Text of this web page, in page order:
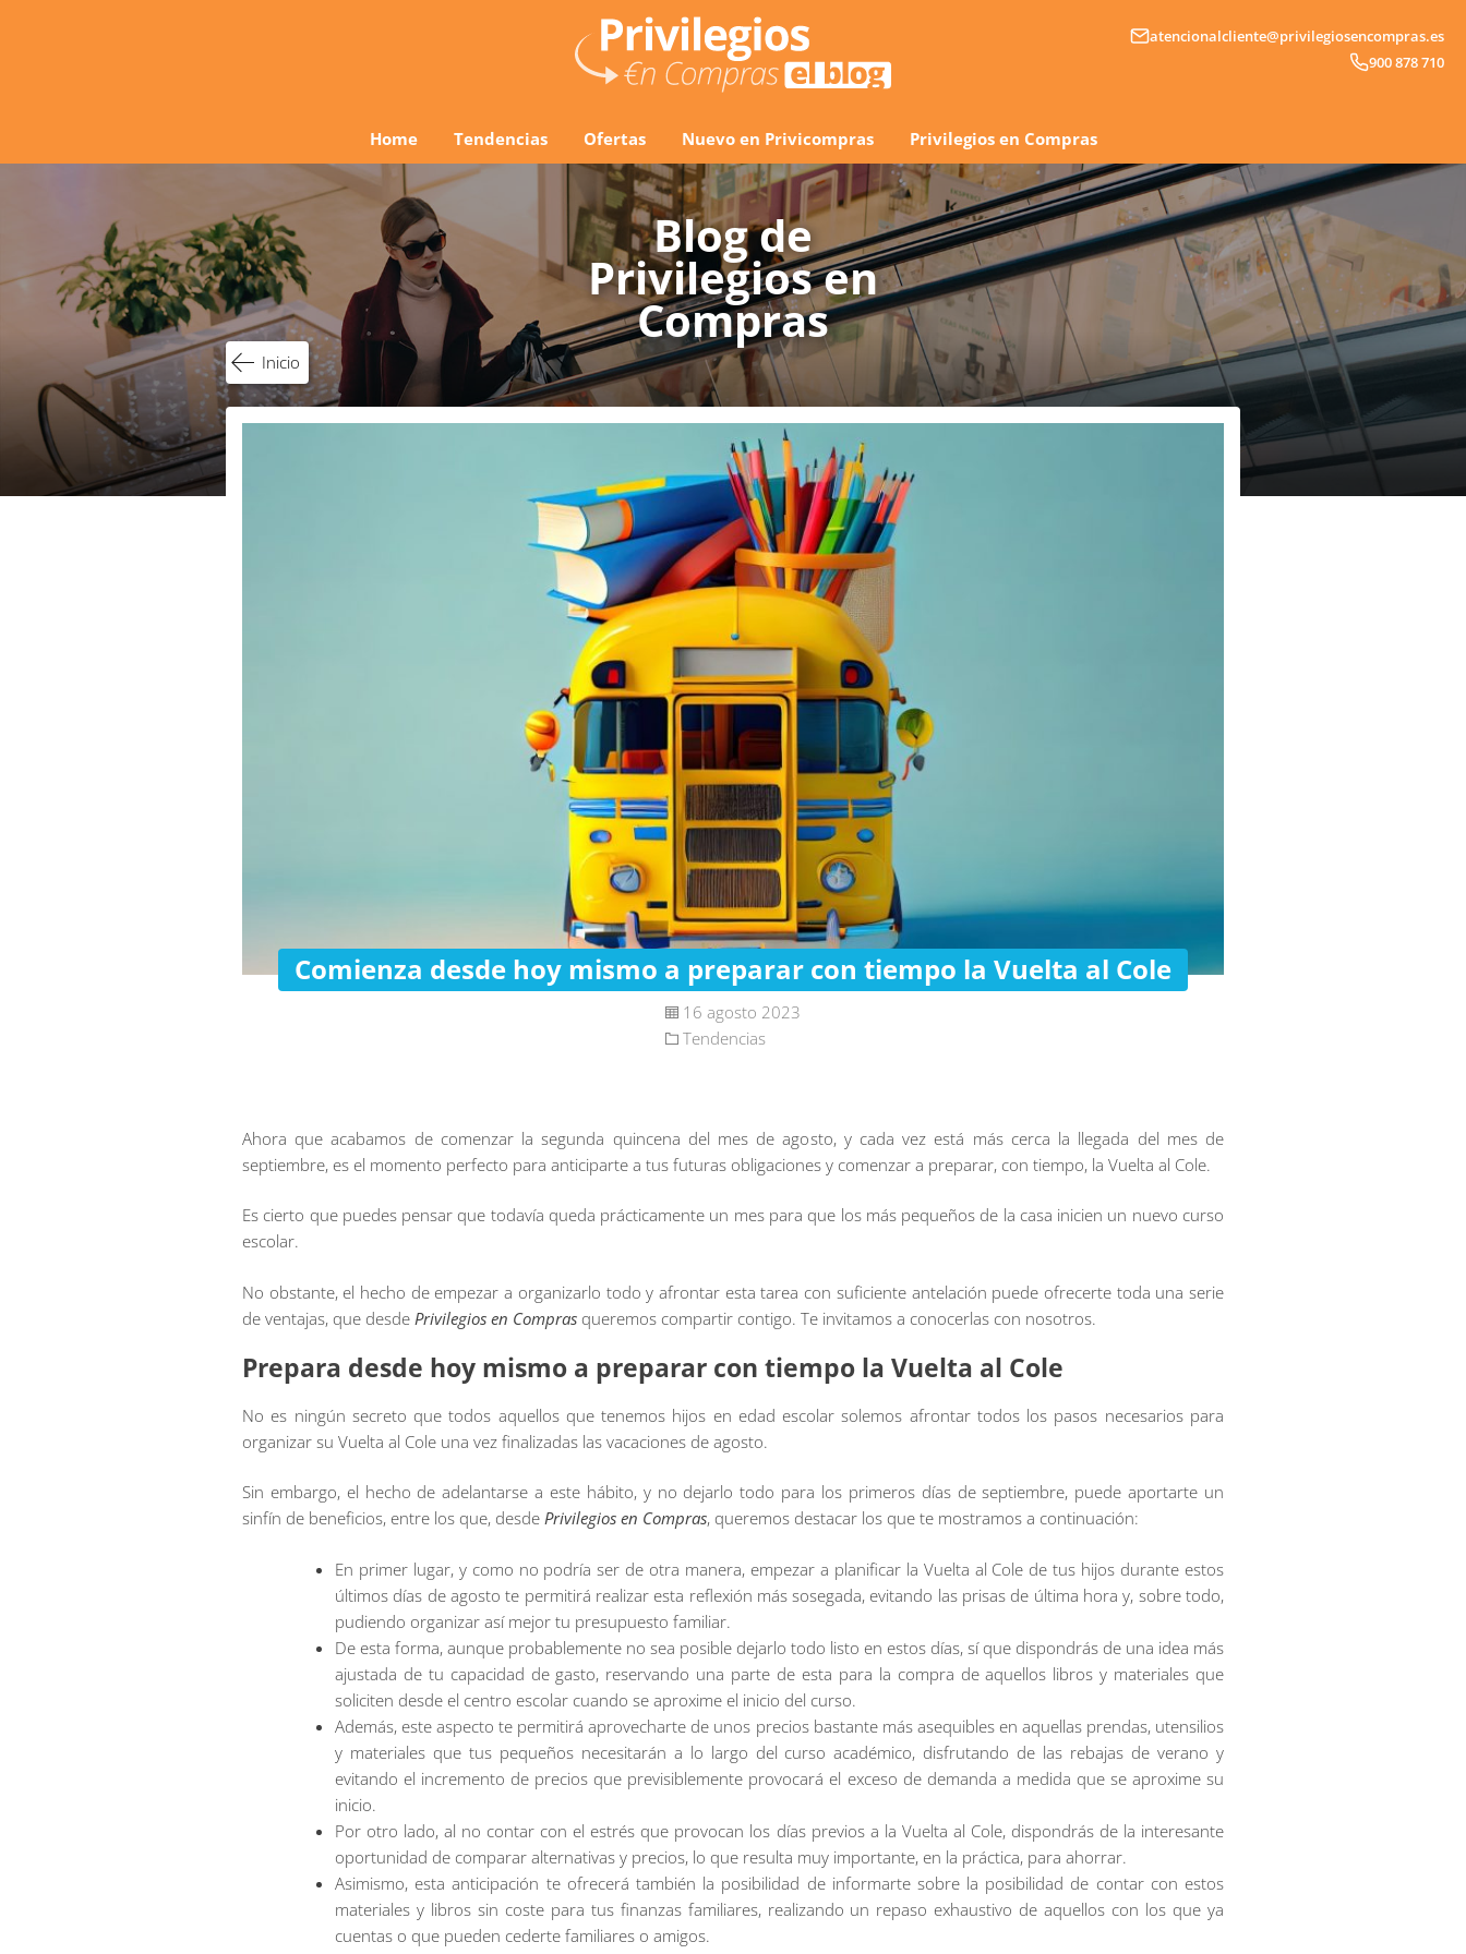
atencionalcliente@privilegiosencompras.es
900 878 710
Home Tendencias Ofertas Nuevo en Privicompras Privilegios en Compras
Blog de
Privilegios en
Compras
Inicio
Comienza desde hoy mismo a preparar con tiempo la Vuelta al Cole
16 agosto 2023
Tendencias
Ahora que acabamos de comenzar la segunda quincena del mes de agosto, y cada vez está más cerca la llegada del mes de
septiembre, es el momento perfecto para anticiparte a tus futuras obligaciones y comenzar a preparar, con tiempo, la Vuelta al Cole.
Es cierto que puedes pensar que todavía queda prácticamente un mes para que los más pequeños de la casa inicien un nuevo curso
escolar.
No obstante, el hecho de empezar a organizarlo todo y afrontar esta tarea con suficiente antelación puede ofrecerte toda una serie
de ventajas, que desde Privilegios en Compras queremos compartir contigo. Te invitamos a conocerlas con nosotros.
Prepara desde hoy mismo a preparar con tiempo la Vuelta al Cole
No es ningún secreto que todos aquellos que tenemos hijos en edad escolar solemos afrontar todos los pasos necesarios para
organizar su Vuelta al Cole una vez finalizadas las vacaciones de agosto.
Sin embargo, el hecho de adelantarse a este hábito, y no dejarlo todo para los primeros días de septiembre, puede aportarte un
sinfín de beneficios, entre los que, desde Privilegios en Compras, queremos destacar los que te mostramos a continuación:
En primer lugar, y como no podría ser de otra manera, empezar a planificar la Vuelta al Cole de tus hijos durante estos
últimos días de agosto te permitirá realizar esta reflexión más sosegada, evitando las prisas de última hora y, sobre todo,
pudiendo organizar así mejor tu presupuesto familiar.
De esta forma, aunque probablemente no sea posible dejarlo todo listo en estos días, sí que dispondrás de una idea más
ajustada de tu capacidad de gasto, reservando una parte de esta para la compra de aquellos libros y materiales que
soliciten desde el centro escolar cuando se aproxime el inicio del curso.
Además, este aspecto te permitirá aprovecharte de unos precios bastante más asequibles en aquellas prendas, utensilios
y materiales que tus pequeños necesitarán a lo largo del curso académico, disfrutando de las rebajas de verano y
evitando el incremento de precios que previsiblemente provocará el exceso de demanda a medida que se aproxime su
inicio.
Por otro lado, al no contar con el estrés que provocan los días previos a la Vuelta al Cole, dispondrás de la interesante
oportunidad de comparar alternativas y precios, lo que resulta muy importante, en la práctica, para ahorrar.
Asimismo, esta anticipación te ofrecerá también la posibilidad de informarte sobre la posibilidad de contar con estos
materiales y libros sin coste para tus finanzas familiares, realizando un repaso exhaustivo de aquellos con los que ya
cuentas o que pueden cederte familiares o amigos.